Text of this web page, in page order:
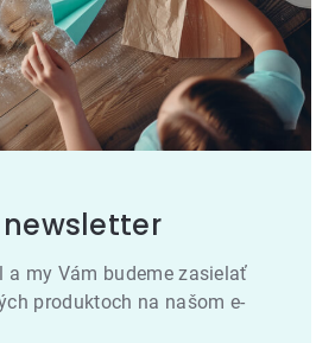
a my Vám budeme zasielať
produktoch na našom e-